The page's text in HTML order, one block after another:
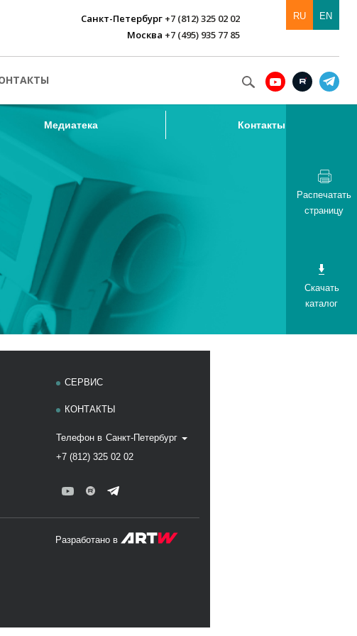
Санкт-Петербург +7 (812) 325 02 02
Москва +7 (495) 935 77 85
RU EN
Медиатека Контакты
Медиатека Контакты
Распечатать
страницу
Скачать
каталог
СЕРВИС
КОНТАКТЫ
Телефон в Санкт-Петербург
+7 (812) 325 02 02
Разработано в